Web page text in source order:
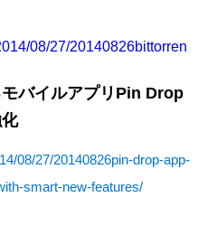
08/27/20140826bittorren
バイルアプリPin Drop
08/27/20140826pin-drop-app-
smart-new-features/